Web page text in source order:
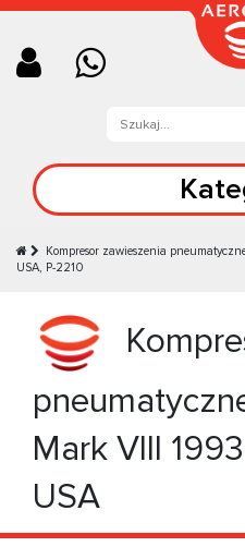
Kompresor zawieszenia
USA, P-2210
Mark VIII
USA